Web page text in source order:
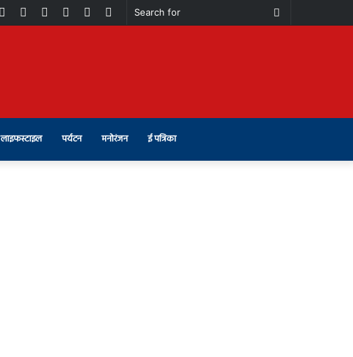
Search
Switch
Telegram
Instagram
Youtube
Facebook
लाइफस्टाइल पर्यटन मनोरंजन ई पत्रिका